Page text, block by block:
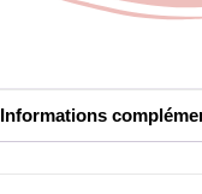
Informations